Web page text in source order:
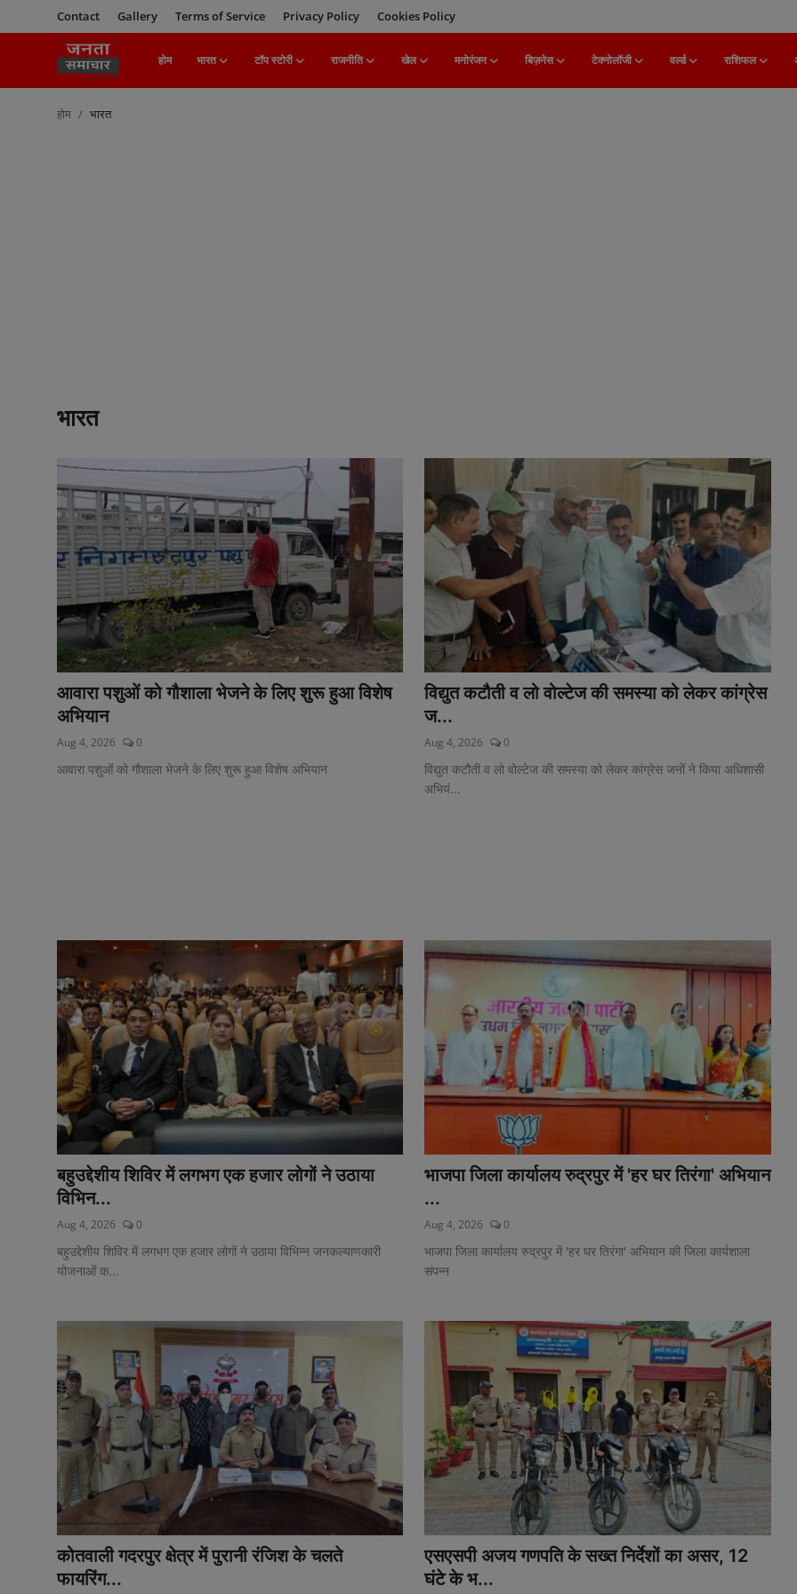
Contact Gallery Terms of Service Privacy Policy Cookies Policy
होम भारत टॉप स्टोरी राजनीति खेल मनोरंजन बिज़नेस टेक्नोलॉजी वर्ल्ड राशिफल
टेक्नोलॉजी
Contact
Gallery
Terms of Service
Privacy Policy
Cookies Policy
होम भारत
भारत
आवारा पशुओं को गौशाला भेजने के लिए शुरू हुआ विशेष
अभियान
Aug 4, 2026 0
आवारा पशुओं को गौशाला भेजने के लिए शुरू हुआ विशेष अभियान
विद्युत कटौती व लो वोल्टेज की समस्या को लेकर कांग्रेस
ज...
Aug 4, 2026 0
विद्युत कटौती व लो वोल्टेज की समस्या को लेकर कांग्रेस जनों ने किया अधिशासी
अभियं...
बहुउद्देशीय शिविर में लगभग एक हजार लोगों ने उठाया
विभिन...
Aug 4, 2026 0
बहुउद्देशीय शिविर में लगभग एक हजार लोगों ने उठाया विभिन्न जनकल्याणकारी
योजनाओं क...
भाजपा जिला कार्यालय रुद्रपुर में 'हर घर तिरंगा' अभियान
...
Aug 4, 2026 0
भाजपा जिला कार्यालय रुद्रपुर में 'हर घर तिरंगा' अभियान की जिला कार्यशाला
संपन्न
कोतवाली गदरपुर क्षेत्र में पुरानी रंजिश के चलते
फायरिंग...
एसएसपी अजय गणपति के सख्त निर्देशों का असर, 12
घंटे के भ...